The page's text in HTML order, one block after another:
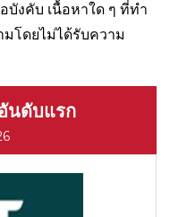
งคับ เนื้อหาใด ๆ ที่ทำ
โดยไม่ได้รับความ
นดับแรก